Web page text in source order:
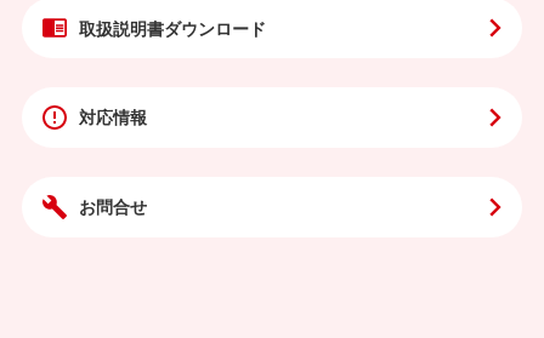
取扱説明書ダウンロード
対応情報
お問合せ